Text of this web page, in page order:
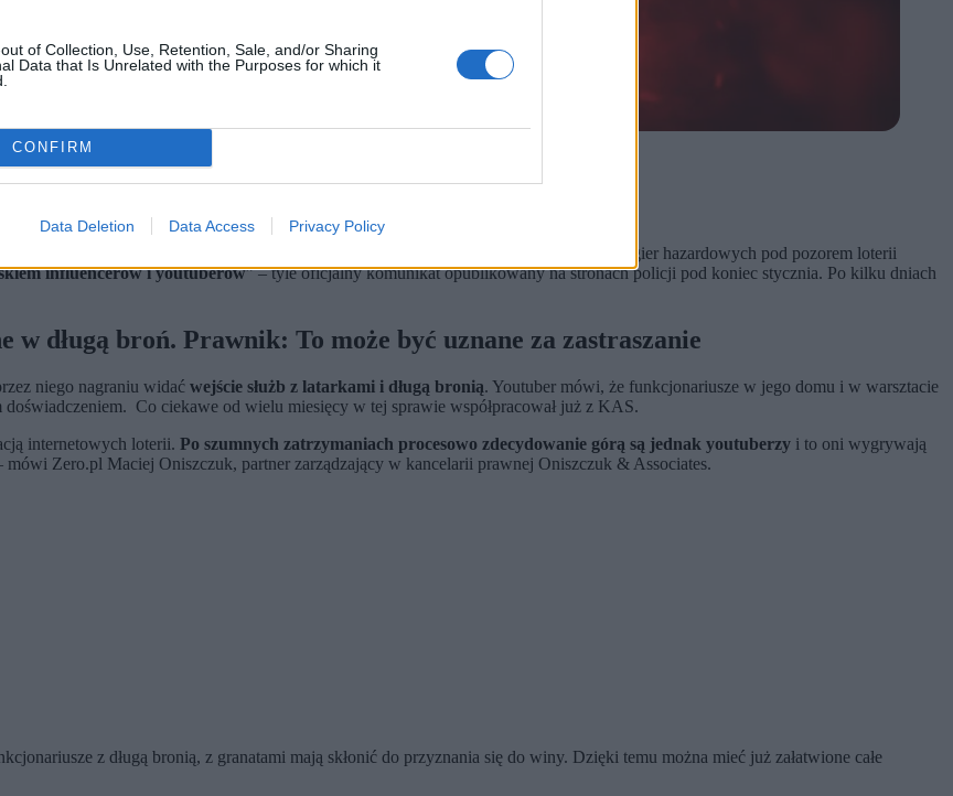
of Collection, Use, Retention, Sale, and/or Sharing
Data that Is Unrelated with the Purposes for which it
CONFIRM
Data Deletion Data Access Privacy Policy
w długą broń.
niezwykle groźnych osób.
się przesadzone.
Skarbowej, zatrzymali kolejne osoby podejrzane o organizowanie nielegalnych gier hazardowych pod pozorem loterii
influencerów i youtuberów” – tyle oficjalny komunikat opublikowany na stronach policji pod koniec stycznia. Po kilku dniach
w długą broń. Prawnik: To może być uznane za zastraszanie
niego nagraniu widać wejście służb z latarkami i długą bronią. Youtuber mówi, że funkcjonariusze w jego domu i w warsztacie
Co ciekawe od wielu miesięcy w tej sprawie współpracował już z KAS.
internetowych loterii. Po szumnych zatrzymaniach procesowo zdecydowanie górą są jednak youtuberzy i to oni wygrywają
Zero.pl Maciej Oniszczuk, partner zarządzający w kancelarii prawnej Oniszczuk & Associates.
z długą bronią, z granatami mają skłonić do przyznania się do winy. Dzięki temu można mieć już załatwione całe